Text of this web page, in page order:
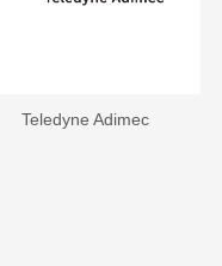
Teledyne Adimec